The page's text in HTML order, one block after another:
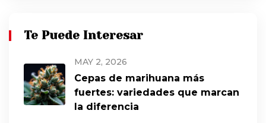
Te Puede Interesar
MAY 2, 2026
Cepas de marihuana más
fuertes: variedades que marcan
la diferencia